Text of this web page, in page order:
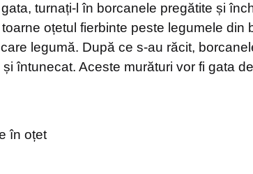
turnați-l în borcanele pregătite și
oțetul fierbinte peste legumele din
legumă. După ce s-au răcit,
întunecat. Aceste murături vor fi gata
în oțet